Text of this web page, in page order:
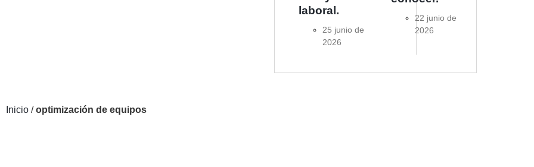
laboral.
25 junio de
2026
22 junio de
2026
Inicio /optimización de equipos